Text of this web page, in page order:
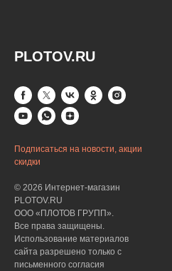
PLOTOV.RU
Подписаться на новости, акции
скидки
© 2026 Интернет-магазин
PLOTOV.RU
ООО «ПЛОТОВ ГРУПП».
Все права защищены.
Использование материалов
сайта разрешено только с
письменного согласия